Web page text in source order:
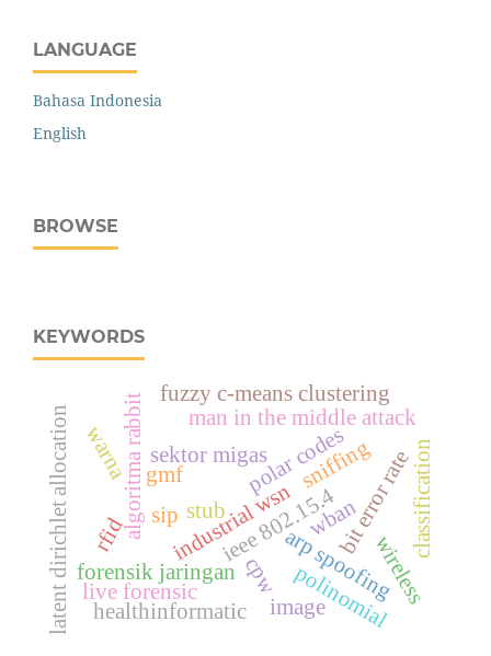
LANGUAGE
Bahasa Indonesia
English
BROWSE
KEYWORDS
sip
polar codes
algoritma rabbit industrial wsn
sektor migas
arp spoofing
forensik jaringan
live forensic
man in the middle attack
sniffing
ieee 802.15.4bit error rate
latent dirichlet allocation wban
cpw
stub
polinomial
fuzzy c-means clustering
warna classification
gmf
image
healthinformatic
rfid wireless